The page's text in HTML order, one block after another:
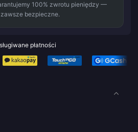
100% zwrotu pieniędzy —
bezpieczne.
płatności